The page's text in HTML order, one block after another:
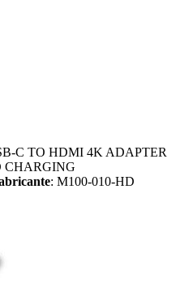
C TO HDMI 4K ADAPTER
CHARGING
: M100-010-HD